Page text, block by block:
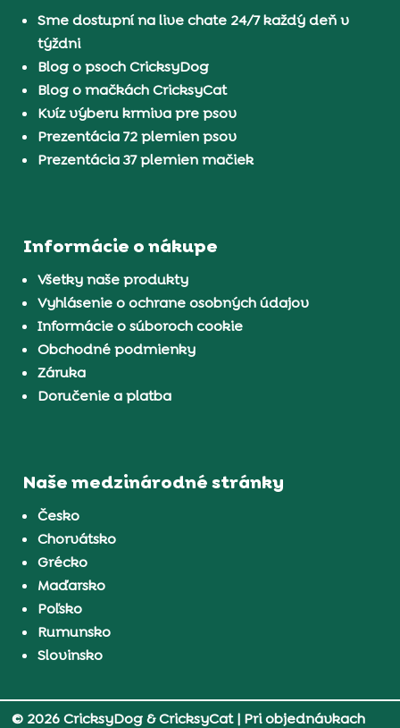
Sme dostupní na live chate 24/7 každý deň v
týždni
Blog o psoch CricksyDog
Blog o mačkách CricksyCat
Kvíz výberu krmiva pre psov
Prezentácia 72 plemien psov
Prezentácia 37 plemien mačiek
Informácie o nákupe
Všetky naše produkty
Vyhlásenie o ochrane osobných údajov
Informácie o súboroch cookie
Obchodné podmienky
Záruka
Doručenie a platba
Naše medzinárodné stránky
Česko
Chorvátsko
Grécko
Maďarsko
Poľsko
Rumunsko
Slovinsko
© 2026 CricksyDog & CricksyCat| Pri objednávkach